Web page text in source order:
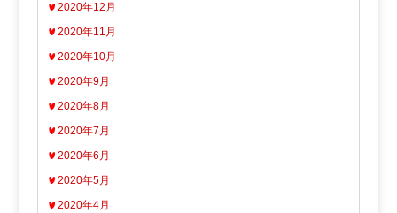
2020年12月
2020年11月
2020年10月
2020年9月
2020年8月
2020年7月
2020年6月
2020年5月
2020年4月